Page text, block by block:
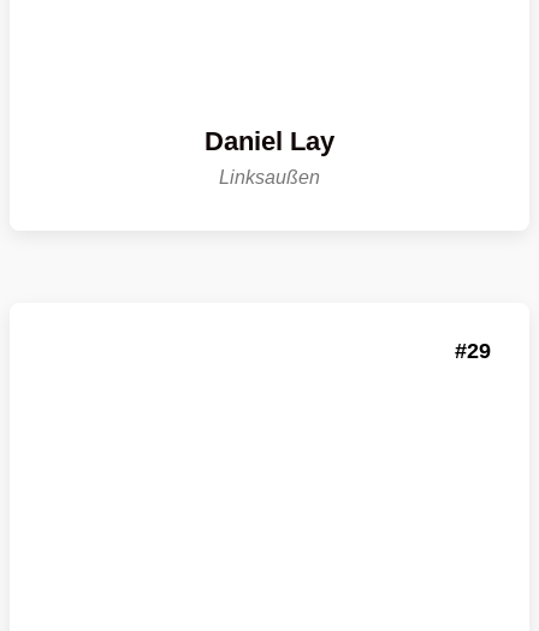
Daniel Lay
Linksaußen
29